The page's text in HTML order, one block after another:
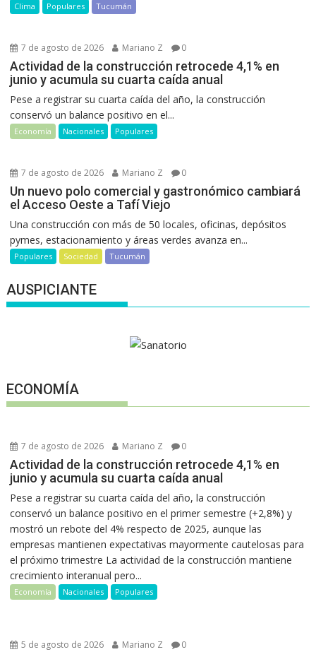
Clima Populares Tucumán
7 de agosto de 2026 Mariano Z 0
Actividad de la construcción retrocede 4,1% en
junio y acumula su cuarta caída anual
Pese a registrar su cuarta caída del año, la construcción
conservó un balance positivo en el...
Economía Nacionales Populares
7 de agosto de 2026 Mariano Z 0
Un nuevo polo comercial y gastronómico cambiará
el Acceso Oeste a Tafí Viejo
Una construcción con más de 50 locales, oficinas, depósitos
pymes, estacionamiento y áreas verdes avanza en...
Populares Sociedad Tucumán
AUSPICIANTE
ECONOMÍA
7 de agosto de 2026 Mariano Z 0
Actividad de la construcción retrocede 4,1% en
junio y acumula su cuarta caída anual
Pese a registrar su cuarta caída del año, la construcción
conservó un balance positivo en el primer semestre (+2,8%) y
mostró un rebote del 4% respecto de 2025, aunque las
empresas mantienen expectativas mayormente cautelosas para
el próximo trimestre La actividad de la construcción mantiene
crecimiento interanual pero...
Economía Nacionales Populares
5 de agosto de 2026 Mariano Z 0